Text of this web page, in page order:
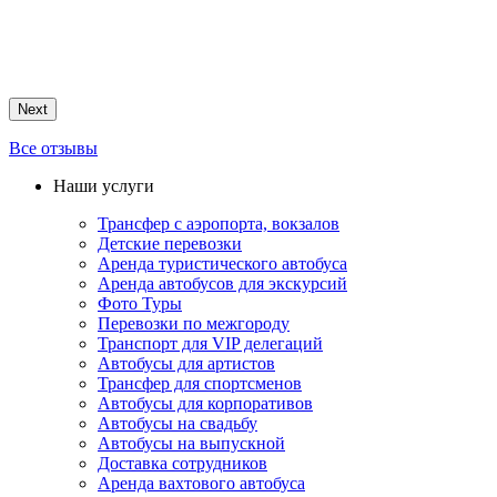
Next
Все отзывы
Наши услуги
Трансфер с аэропорта, вокзалов
Детские перевозки
Аренда туристического автобуса
Аренда автобусов для экскурсий
Фото Туры
Перевозки по межгороду
Транспорт для VIP делегаций
Автобусы для артистов
Трансфер для спортсменов
Автобусы для корпоративов
Автобусы на свадьбу
Автобусы на выпускной
Доставка сотрудников
Аренда вахтового автобуса